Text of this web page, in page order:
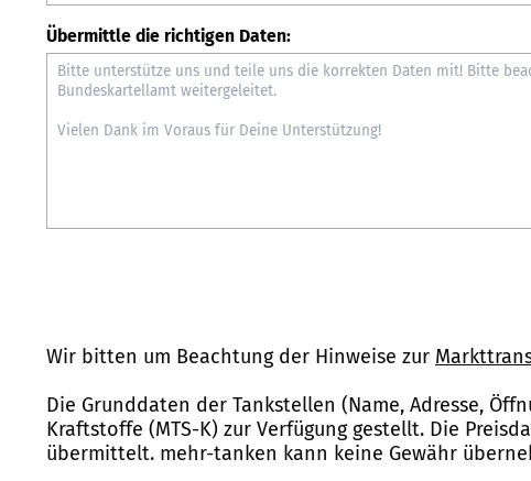
Übermittle die richtigen Daten:
Wir bitten um Beachtung der Hinweise zur
Die Grunddaten der Tankstellen (Name, Adresse,
Kraftstoffe (MTS-K) zur Verfügung gestellt. Die
übermittelt. mehr-tanken kann keine Gewähr